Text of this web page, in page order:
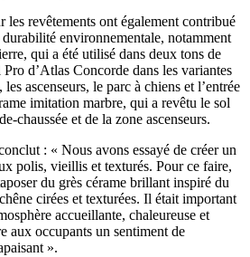
les revêtements ont également contribué
environnementale, notamment
qui a été utilisé dans deux tons de
d’Atlas Concorde dans les variantes
ascenseurs, le parc à chiens et l’entrée
imitation marbre, qui a revêtu le sol
chaussée et de la zone ascenseurs.
: « Nous avons essayé de créer un
polis, vieillis et texturés. Pour ce faire,
du grès cérame brillant inspiré du
cirées et texturées. Il était important
accueillante, chaleureuse et
aux occupants un sentiment de
».